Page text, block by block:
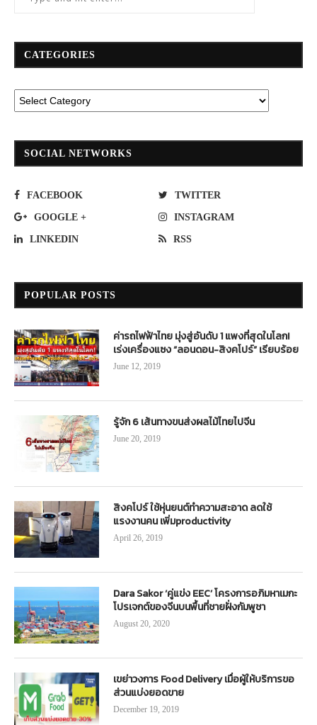
CATEGORIES
SOCIAL NETWORKS
FACEBOOK TWITTER
GOOGLE + INSTAGRAM
LINKEDIN RSS
POPULAR POSTS
ค่ารถไฟฟ้าไทย มุ่งสู่อันดับ 1 แพงที่สุดในโลก!
เร่งเครื่องแซง “ลอนดอน-สิงคโปร์” เรียบร้อย
June 12, 2019
รู้จัก 6 เส้นทางขนส่งผลไม้ไทยไปจีน
June 20, 2019
สิงคโปร์ ใช้หุ่นยนต์ทำความสะอาด ลดใช้
แรงงานคน เพิ่มproductivity
April 26, 2019
Dara Sakor ‘คู่แข่ง EEC’ โครงการอภิมหาเมกะ
โปรเจกต์ของจีนบนพื้นที่ชายฝั่งกัมพูชา
August 20, 2020
เขย่าวงการ Food Delivery เมื่อผู้ให้บริการขอ
ส่วนแบ่งยอดขาย
December 19, 2019